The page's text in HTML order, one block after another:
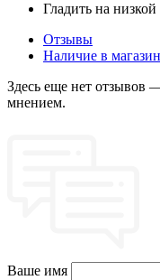
Гладить на
Отзывы
Наличие в
Здесь еще нет отзывов
мнением.
Ваше имя